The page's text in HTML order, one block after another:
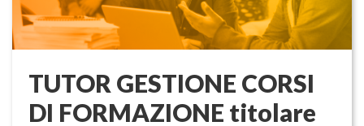
TUTOR GESTIONE CORSI
DI FORMAZIONE titolare